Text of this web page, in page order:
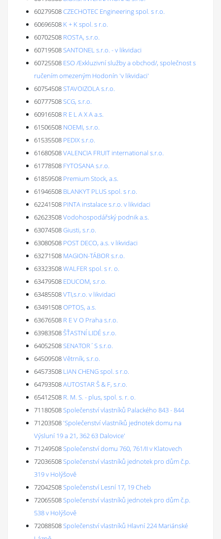
60279508CZECHOTEC Engineering spol. s r.o.
60696508 K + K spol. s r.o.
60702508 ROSTA, s.r.o.
60719508SANTONEL s.r.o. - v likvidaci
60725508 ESO /Exkluzivní služby a obchod/, společnost s
ručením omezeným Hodonín 'v likvidaci'
60754508STAVOIZOLA s.r.o.
60777508SCG, s.r.o.
60916508 R E L A X A a.s.
61506508 NOEMI, s.r.o.
61535508 PEDIX s.r.o.
61680508VALENCIA FRUIT international s.r.o.
61778508 FYTOSANA s.r.o.
61859508 Premium Stock, a.s.
61946508 BLANKYT PLUS spol. s r.o.
62241508 PINTA instalace s.r.o. v likvidaci
62623508Vodohospodářský podnik a.s.
63074508Giusti, s.r.o.
63080508 POST DECO, a.s. v likvidaci
63271508 MAGION-TÁBOR s.r.o.
63323508WALFER spol. s r. o.
63479508 EDUCOM, s.r.o.
63485508VTI,s.r.o. v likvidaci
63491508OPTOS, a.s.
63676508 R E V O Praha s.r.o.
63983508ŠŤASTNÍ LIDÉ s.r.o.
64052508SENATOR´S s.r.o.
64509508Větrník, s.r.o.
64573508 LIAN CHENG spol. s r.o.
64793508AUTOSTAR Š & F, s.r.o.
65412508 R. M. S. - plus, spol. s. r. o.
71180508Společenství vlastníků Palackého 843 - 844
71203508'Společenství vlastníků jednotek domu na
Výsluní 19 a 21, 362 63 Dalovice'
71249508Společenství domu 760, 761/II v Klatovech
72036508Společenství vlastníků jednotek pro dům č.p.
319 v Holýšově
72042508Společenství Lesní 17, 19 Cheb
72065508Společenství vlastníků jednotek pro dům č.p.
538 v Holýšově
72088508Společenství vlastníků Hlavní 224 Mariánské